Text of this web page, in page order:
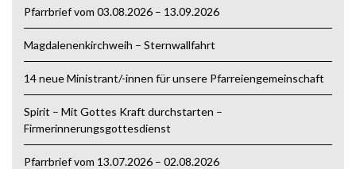
Pfarrbrief vom 03.08.2026 – 13.09.2026
Magdalenenkirchweih – Sternwallfahrt
14 neue Ministrant/-innen für unsere Pfarreiengemeinschaft
Spirit – Mit Gottes Kraft durchstarten –
Firmerinnerungsgottesdienst
Pfarrbrief vom 13.07.2026 – 02.08.2026